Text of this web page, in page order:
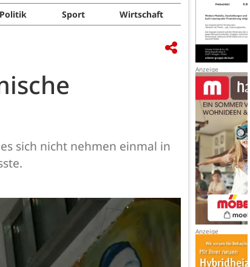
Politik Sport Wirtschaft
sich nicht nehmen einmal in